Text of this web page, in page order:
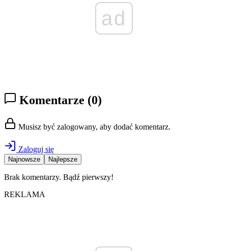
ad
Komentarze (0)
Musisz być zalogowany, aby dodać komentarz.
Zaloguj się
Najnowsze Najlepsze
Brak komentarzy. Bądź pierwszy!
REKLAMA